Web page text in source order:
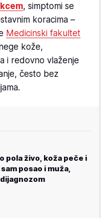
, simptomi se
koracima –
Medicinski fakultet
kože,
i redovno vlaženje
često bez
pola živo, koža peče i
posao i muža,